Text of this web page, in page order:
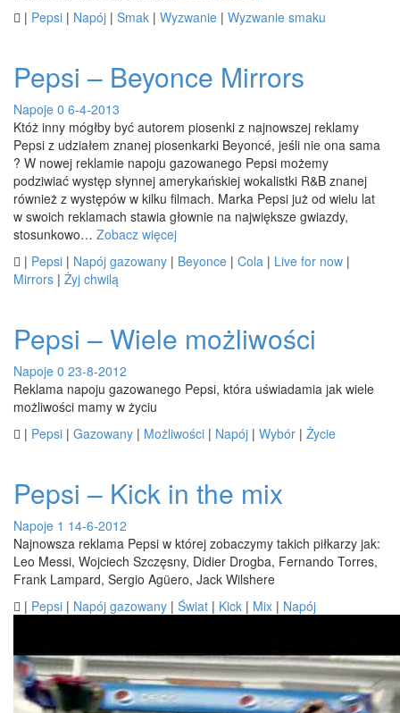
 | Pepsi | Napój | Smak | Wyzwanie | Wyzwanie smaku
Pepsi – Beyonce Mirrors
Napoje 0 6-4-2013
Któż inny mógłby być autorem piosenki z najnowszej reklamy
Pepsi z udziałem znanej piosenkarki Beyoncé, jeśli nie ona sama
? W nowej reklamie napoju gazowanego Pepsi możemy
podziwiać występ słynnej amerykańskiej wokalistki R&B znanej
również z występów w kilku filmach. Marka Pepsi już od wielu lat
w swoich reklamach stawia głownie na największe gwiazdy,
stosunkowo… Zobacz więcej
 | Pepsi | Napój gazowany | Beyonce | Cola | Live for now |
Mirrors | Żyj chwilą
Pepsi – Wiele możliwości
Napoje 0 23-8-2012
Reklama napoju gazowanego Pepsi, która uświadamia jak wiele
możliwości mamy w życiu
 | Pepsi | Gazowany | Możliwości | Napój | Wybór | Życie
Pepsi – Kick in the mix
Napoje 1 14-6-2012
Najnowsza reklama Pepsi w której zobaczymy takich piłkarzy jak:
Leo Messi, Wojciech Szczęsny, Didier Drogba, Fernando Torres,
Frank Lampard, Sergio Agüero, Jack Wilshere
 | Pepsi | Napój gazowany | Świat | Kick | Mix | Napój